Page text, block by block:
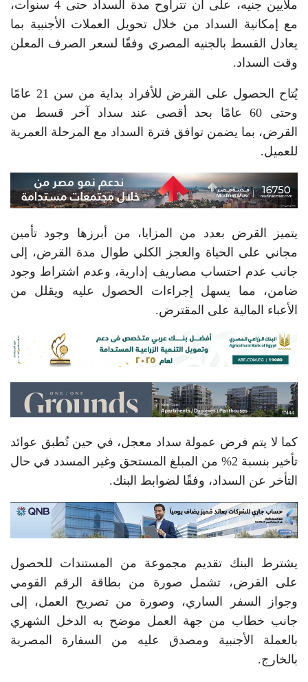
ملايين جنيه، على أن تتراوح مدة السداد حتى 4 سنوات،
مع إمكانية السداد من خلال تحويل العملات الأجنبية بما
يعادل القسط بالجنيه المصري وفقًا لسعر الصرف المعلن
وقت السداد.
يُتاح الحصول على القرض للأفراد بداية من سن 21 عامًا
وحتى 60 عامًا بحد أقصى عند سداد آخر قسط من
القرض، بما يضمن توافق فترة السداد مع المرحلة العمرية
للعميل.
يتميز القرض بعدد من المزايا، من أبرزها وجود تأمين
مجاني على الحياة والعجز الكلي طوال مدة القرض، إلى
جانب عدم احتساب مصاريف إدارية، وعدم اشتراط وجود
ضامن، مما يسهل إجراءات الحصول عليه ويقلل من
الأعباء المالية على المقترض.
كما لا يتم فرض عمولة سداد معجل، في حين تُطبق عوائد
تأخير بنسبة 2% من المبلغ المستحق وغير المسدد في حال
التأخر عن السداد، وفقًا لضوابط البنك.
يشترط البنك تقديم مجموعة من المستندات للحصول
على القرض، تشمل صورة من بطاقة الرقم القومي
وجواز السفر الساري، وصورة من تصريح العمل، إلى
جانب خطاب من جهة العمل موضح به الدخل الشهري
بالعملة الأجنبية ومصدق عليه من السفارة المصرية
بالخارج.